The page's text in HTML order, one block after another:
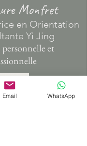
Monfret
en Orientation
Yi Jing
et
Email WhatsApp